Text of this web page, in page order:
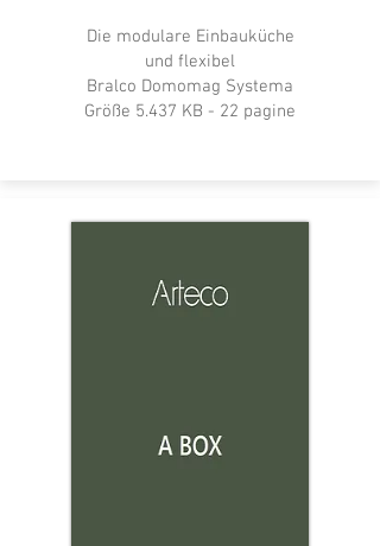
Die modulare Einbauküche
und flexibel
Bralco Domomag Systema
Größe 5.437 KB - 22 pagine